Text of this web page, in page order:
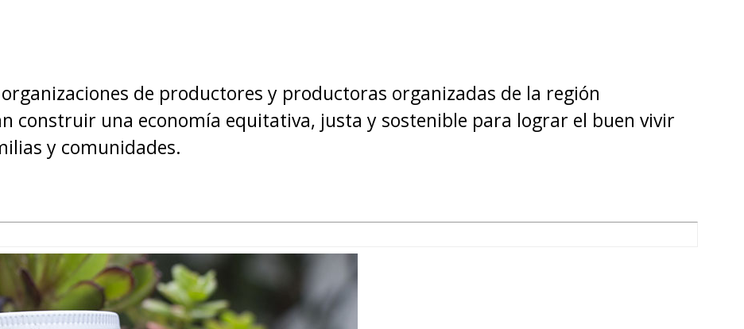
de productores y productoras organizadas de la región
construir una economía equitativa, justa y sostenible para lograr el buen vivir
y comunidades.